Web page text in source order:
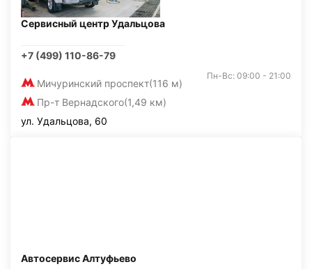
Сервисный центр Удальцова
+7 (499) 110-86-79
Мичуринский проспект(116 м)
Пр-т Вернадского(1,49 км)
Пн-Вс: 09:00 - 21:00
ул. Удальцова, 60
Автосервис Алтуфьево